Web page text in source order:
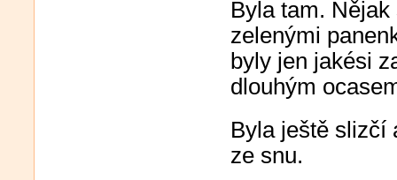
Byla tam.
zelenými
byly jen jakési
dlouhým
Byla ještě slizčí
ze snu.